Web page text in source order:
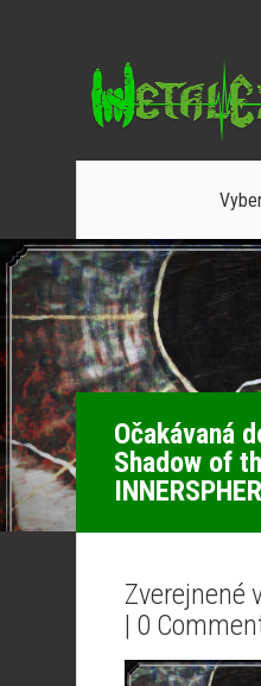
Očakávaná
Shadow of
Zverejnené
| 0